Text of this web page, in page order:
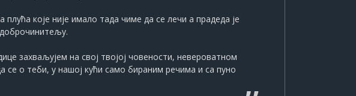
које није имало тада чиме да се лечи а прадеда је
захваљујем на свој твојој човености, невероватном
се о теби, у нашој кући само бираним речима и са пуно